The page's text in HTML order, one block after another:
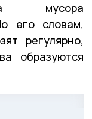
мусора
его словам,
регулярно,
образуются